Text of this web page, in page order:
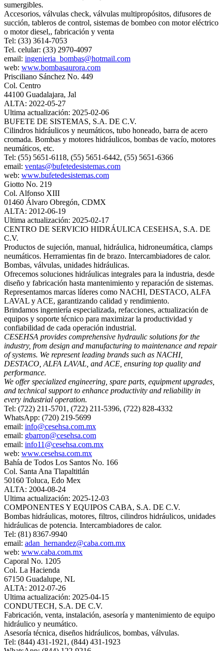
sumergibles.
Accesorios, válvulas check, válvulas multipropósitos, difusores de
succión, tableros de control, sistemas de bombeo con motor eléctrico
o motor diesel,, fabricación y venta
Tel: (33) 3614-7053
Tel. celular: (33) 2970-4097
email: ingenieria_bombas@hotmail.com
web: www.bombasaurora.com
Prisciliano Sánchez No. 449
Col. Centro
44100 Guadalajara, Jal
ALTA: 2022-05-27
Ultima actualización: 2025-02-06
BUFETE DE SISTEMAS, S.A. DE C.V.
Cilindros hidráulicos y neumáticos, tubo honeado, barra de acero
cromada. Bombas y motores hidráulicos, bombas de vacío, motores
neumáticos, etc.
Tel: (55) 5651-6118, (55) 5651-6442, (55) 5651-6366
email: ventas@bufetedesistemas.com
web: www.bufetedesistemas.com
Giotto No. 219
Col. Alfonso XIII
01460 Álvaro Obregón, CDMX
ALTA: 2012-06-19
Ultima actualización: 2025-02-17
CENTRO DE SERVICIO HIDRÁULICA CESEHSA, S.A. DE
C.V.
Productos de sujeción, manual, hidráulica, hidroneumática, clamps
neumáticos. Herramientas fin de brazo. Intercambiadores de calor.
Bombas, válvulas, unidades hidráulicas.
Ofrecemos soluciones hidráulicas integrales para la industria, desde
diseño y fabricación hasta mantenimiento y reparación de sistemas.
Representamos marcas líderes como NACHI, DESTACO, ALFA
LAVAL y ACE, garantizando calidad y rendimiento.
Brindamos ingeniería especializada, refacciones, actualización de
equipos y soporte técnico para maximizar la productividad y
confiabilidad de cada operación industrial.
CESEHSA provides comprehensive hydraulic solutions for the
industry, from design and manufacturing to maintenance and repair
of systems. We represent leading brands such as NACHI,
DESTACO, ALFA LAVAL, and ACE, ensuring top quality and
performance.
We offer specialized engineering, spare parts, equipment upgrades,
and technical support to enhance productivity and reliability in
every industrial operation.
Tel: (722) 211-5701, (722) 211-5396, (722) 828-4332
WhatsApp: (720) 219-5699
email: info@cesehsa.com.mx
email: gbarron@cesehsa.com
email: info11@cesehsa.com.mx
web: www.cesehsa.com.mx
Bahía de Todos Los Santos No. 166
Col. Santa Ana Tlapaltitlán
50160 Toluca, Edo Mex
ALTA: 2004-08-24
Ultima actualización: 2025-12-03
COMPONENTES Y EQUIPOS CABA, S.A. DE C.V.
Bombas hidráulicas, motores, filtros, cilindros hidráulicos, unidades
hidráulicas de potencia. Intercambiadores de calor.
Tel: (81) 8367-9940
email: adan_hernandez@caba.com.mx
web: www.caba.com.mx
Caporal No. 1205
Col. La Hacienda
67150 Guadalupe, NL
ALTA: 2012-07-26
Ultima actualización: 2025-04-15
CONDUTECH, S.A. DE C.V.
Fabricación, venta, instalación, asesoría y mantenimiento de equipo
hidráulico y neumático.
Asesoría técnica, diseños hidráulicos, bombas, válvulas.
Tel: (844) 431-1921, (844) 431-1923